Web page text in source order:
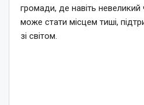
громади, де навіть
може стати місцем тиші,
зі світом.